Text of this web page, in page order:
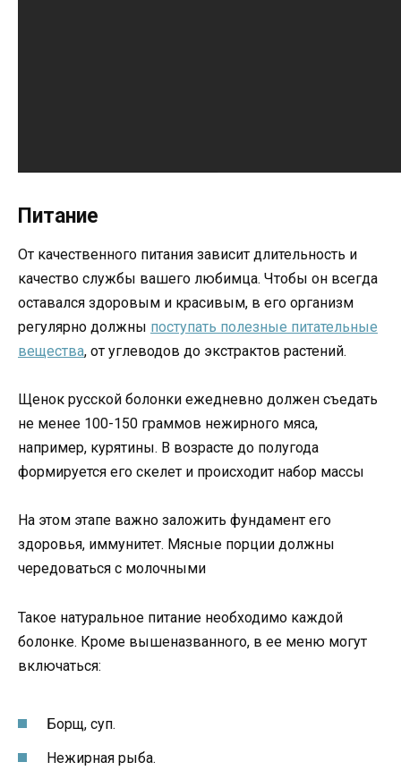
Питание
От качественного питания зависит длительность и
качество службы вашего любимца. Чтобы он всегда
оставался здоровым и красивым, в его организм
регулярно должны поступать полезные питательные
вещества, от углеводов до экстрактов растений.
Щенок русской болонки ежедневно должен съедать
не менее 100-150 граммов нежирного мяса,
например, курятины. В возрасте до полугода
формируется его скелет и происходит набор массы
На этом этапе важно заложить фундамент его
здоровья, иммунитет. Мясные порции должны
чередоваться с молочными
Такое натуральное питание необходимо каждой
болонке. Кроме вышеназванного, в ее меню могут
включаться:
Борщ, суп.
Нежирная рыба.